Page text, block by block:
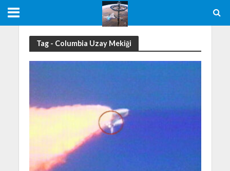
Tag - Columbia Uzay Mekiği